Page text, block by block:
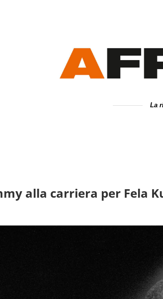
La
alla carriera per Fela